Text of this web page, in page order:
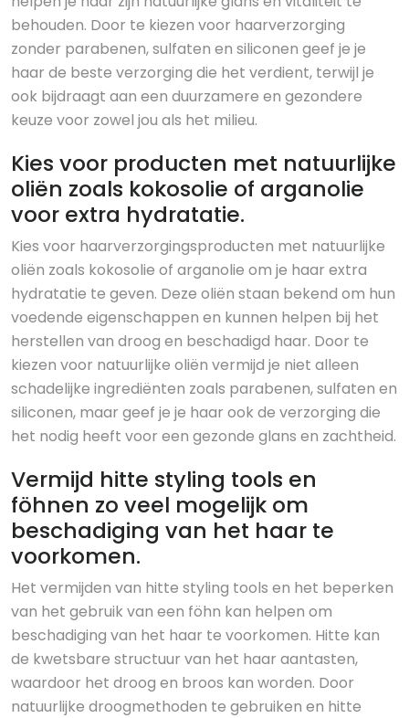
behouden. Door te kiezen voor haarverzorging
zonder parabenen, sulfaten en siliconen geef je je
haar de beste verzorging die het verdient, terwijl je
ook bijdraagt aan een duurzamere en gezondere
keuze voor zowel jou als het milieu.
Kies voor producten met natuurlijke
oliën zoals kokosolie of arganolie
voor extra hydratatie.
Kies voor haarverzorgingsproducten met natuurlijke
oliën zoals kokosolie of arganolie om je haar extra
hydratatie te geven. Deze oliën staan bekend om hun
voedende eigenschappen en kunnen helpen bij het
herstellen van droog en beschadigd haar. Door te
kiezen voor natuurlijke oliën vermijd je niet alleen
schadelijke ingrediënten zoals parabenen, sulfaten en
siliconen, maar geef je je haar ook de verzorging die
het nodig heeft voor een gezonde glans en zachtheid.
Vermijd hitte styling tools en
föhnen zo veel mogelijk om
beschadiging van het haar te
voorkomen.
Het vermijden van hitte styling tools en het beperken
van het gebruik van een föhn kan helpen om
beschadiging van het haar te voorkomen. Hitte kan
de kwetsbare structuur van het haar aantasten,
waardoor het droog en broos kan worden. Door
natuurlijke droogmethoden te gebruiken en hitte